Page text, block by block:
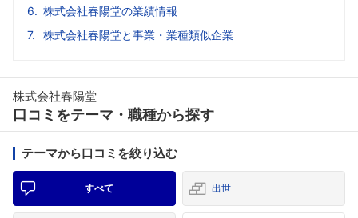
株式会社春陽堂の業績情報
株式会社春陽堂と事業・業種類似企業
株式会社春陽堂
口コミをテーマ・職種から探す
テーマから口コミを絞り込む
すべて 出世